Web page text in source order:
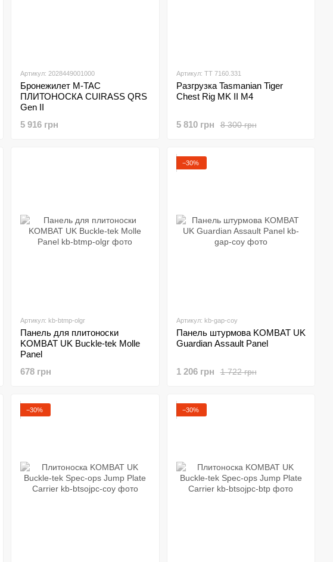
Артикул: 2028449001000
Бронежилет M-TAC
ПЛИТОНОСКА CUIRASS QRS
Gen II
5 916 грн
Артикул: TT 7160.331
Разгрузка Tasmanian Tiger
Chest Rig MK II M4
8 300 грн
5 810 грн
Артикул: kb-btmp-olgr
Панель для плитоноски
KOMBAT UK Buckle-tek Molle
Panel
678 грн
−30%
Артикул: kb-gap-coy
Панель штурмова KOMBAT UK
Guardian Assault Panel
1 722 грн
1 206 грн
−30% −30%